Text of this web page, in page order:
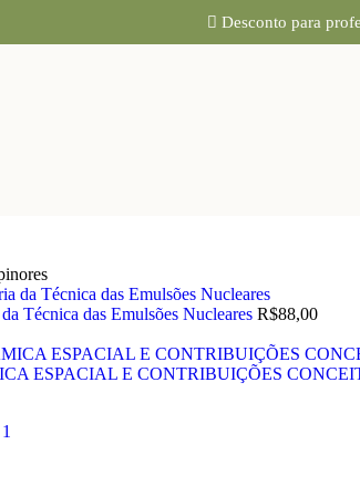
Desconto para
Técnica das Emulsões Nucleares R$88,00
ESPACIAL E CONTRIBUIÇÕES